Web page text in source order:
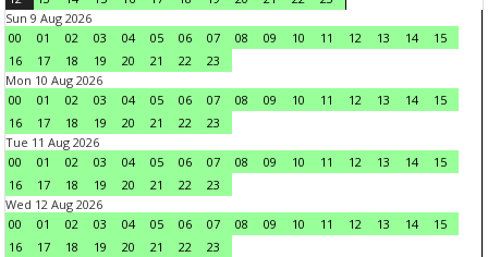
Sun 9 Aug 2026
00
01 02 03 04 05 06 07 08 09 10 11 12 13 14
15
16
17 18 19 20 21 22
23
Mon 10 Aug 2026
00
01 02 03 04 05 06 07 08 09 10 11 12 13 14
15
16
17 18 19 20 21 22
23
Tue 11 Aug 2026
00
01 02 03 04 05 06 07 08 09 10 11 12 13 14
15
16
17 18 19 20 21 22
23
Wed 12 Aug 2026
00
01 02 03 04 05 06 07 08 09 10 11 12 13 14
15
16
17 18 19 20 21 22
23